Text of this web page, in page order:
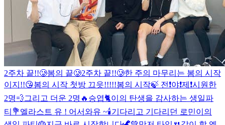
2주차 끝!!🥲봄의 끝🥲2주차 끝!!🥲한 주의 마무리는 봄의 시작
이지!!😘봄의 시작 첫방 끄읏!!!!!봄의 시작🍃 전❗️야❗️제❗️시원한
2명💨그리고 더운 2명🔥 승엽🐈이의 탄생을 감사하는 생일파
티💐 엘라스트 유 ! 어서와유 ~🕯기다리고 기다리던 로민이의